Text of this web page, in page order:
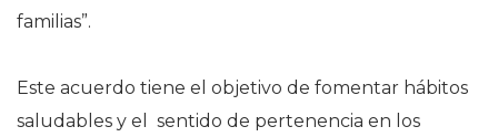
familias”.
Este acuerdo tiene el objetivo de fomentar hábitos
saludables y el sentido de pertenencia en los